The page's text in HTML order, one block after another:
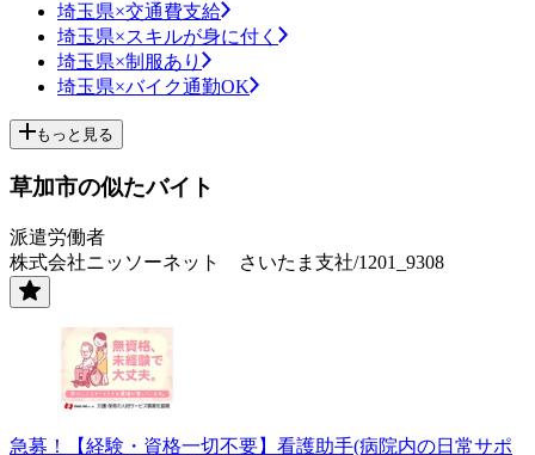
埼玉県×交通費支給
埼玉県×スキルが身に付く
埼玉県×制服あり
埼玉県×バイク通勤OK
もっと見る
草加市の似たバイト
派遣労働者
株式会社ニッソーネット さいたま支社/1201_9308
急募！【経験・資格一切不要】看護助手(病院内の日常サポ